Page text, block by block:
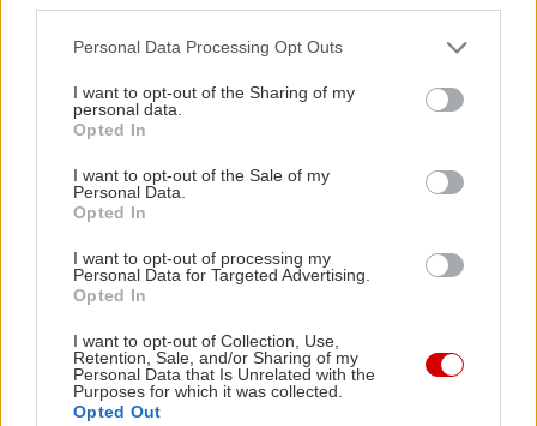
Please note that this website/app uses one or more Google
not limited to your visit or usage behaviour. You may click to
grant or deny consent to Google and its third-party tags to
use your data for below specified purposes in below Google
consent section.
Personal Data Processing Opt Outs
I want to opt-out of the Sharing of my
personal data.
Opted In
I want to opt-out of the Sale of my
Personal Data.
Opted In
I want to opt-out of processing my
Personal Data for Targeted Advertising.
Opted In
I want to opt-out of Collection, Use,
Retention, Sale, and/or Sharing of my
Personal Data that Is Unrelated with the
Purposes for which it was collected.
Opted Out
για να πει εάν αυτή η εξέλιξη θα αλλάξει αυτά τα
σχέδια.
Εν μέσω πιέσεων από τους δασμούς, η Polestar
επέλεξε να ανανεώσει τα παλαιωμένα μοντέλα
αντί να λανσάρει εντελώς νέα.
Polestar 4 θα ξεκινήσουν αργότερα φέτος,
ακολουθούμενες από μια ανανεωμένη έκδοση του
sedan Polestar 2 το 2027.
Το επόμενο εντελώς νέο μοντέλο της